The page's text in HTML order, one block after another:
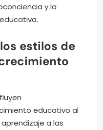
y la
estilos de
educativo al
a las